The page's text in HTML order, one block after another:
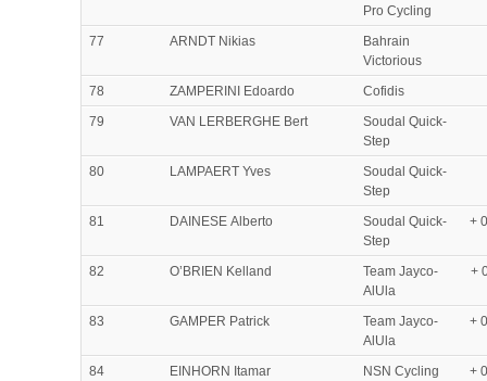
Pro Cycling
77
ARNDT Nikias
Bahrain
Victorious
78
ZAMPERINI Edoardo
Cofidis
79
VAN LERBERGHE Bert
Soudal Quick-
Step
80
LAMPAERT Yves
Soudal Quick-
Step
81
DAINESE Alberto
Soudal Quick-
Step
+
82 O’BRIEN Kelland
Team Jayco-
AlUla
+
83 GAMPER Patrick
Team Jayco-
AlUla
+
84 EINHORN Itamar
NSN Cycling
+